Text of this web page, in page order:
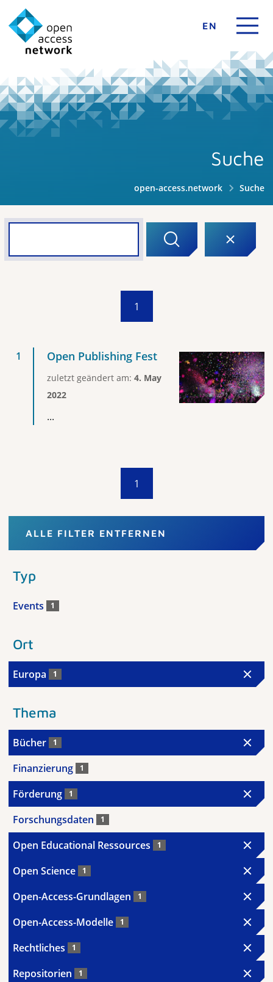
EN
Suche
open-access.network Suche
1
Open Publishing Fest
zuletzt geändert am: 4. May
2022
...
1
ALLE FILTER ENTFERNEN
Typ
Events 1
Ort
Europa 1
Thema
Bücher 1
Finanzierung 1
Förderung 1
Forschungsdaten 1
Open Educational Ressources 1
Open Science 1
Open-Access-Grundlagen 1
Open-Access-Modelle 1
Rechtliches 1
Repositorien 1